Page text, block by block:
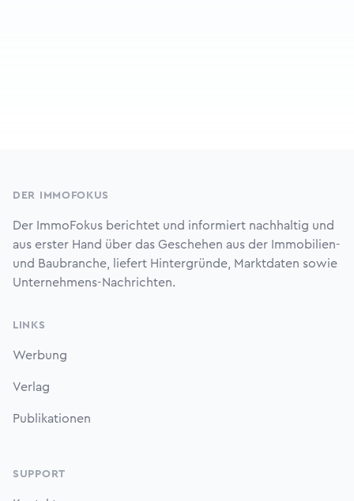
DER IMMOFOKUS
Der ImmoFokus berichtet und informiert nachhaltig und
aus erster Hand über das Geschehen aus der Immobilien-
und Baubranche, liefert Hintergründe, Marktdaten sowie
Unternehmens-Nachrichten.
LINKS
Werbung
Verlag
Publikationen
SUPPORT